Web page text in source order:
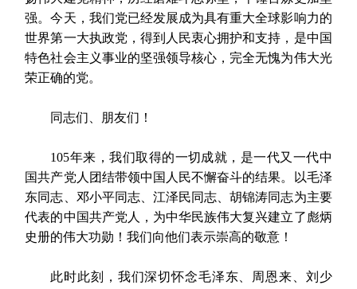
强。今天，我们党已经发展成为具有重大全球影响力的
世界第一大执政党，得到人民衷心拥护和支持，是中国
特色社会主义事业的坚强领导核心，完全无愧为伟大光
荣正确的党。
同志们、朋友们！
105年来，我们取得的一切成就，是一代又一代中
国共产党人团结带领中国人民不懈奋斗的结果。以毛泽
东同志、邓小平同志、江泽民同志、胡锦涛同志为主要
代表的中国共产党人，为中华民族伟大复兴建立了彪炳
史册的伟大功勋！我们向他们表示崇高的敬意！
此时此刻，我们深切怀念毛泽东、周恩来、刘少